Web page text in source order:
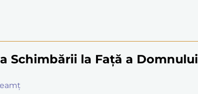
Schimbării la Față a Domnului